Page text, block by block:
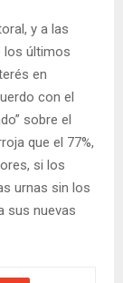
y a las
los últimos
en
con el
sobre el
que el 77%,
si los
urnas sin los
sus nuevas